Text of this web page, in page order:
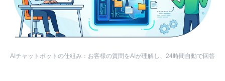
AIチャットボットの仕組み：お客様の質問をAIが理解し、24時間自動で回答